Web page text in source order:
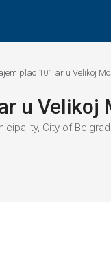
plac 101 ar u Velikoj
u Velikoj
City of